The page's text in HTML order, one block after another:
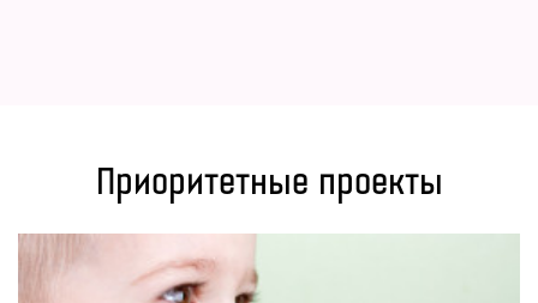
Приоритетные проекты